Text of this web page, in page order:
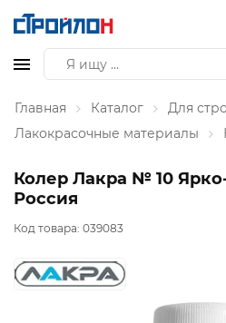
Главная Каталог
Для
Лакокрасочные материалы
Колер Лакра № 10
Россия
Код товара: 039083